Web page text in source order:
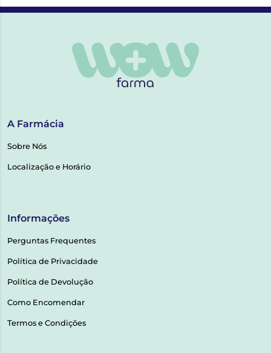
A Farmácia
Sobre Nós
Localização e Horário
Informações
Perguntas Frequentes
Política de Privacidade
Política de Devolução
Como Encomendar
Termos e Condições